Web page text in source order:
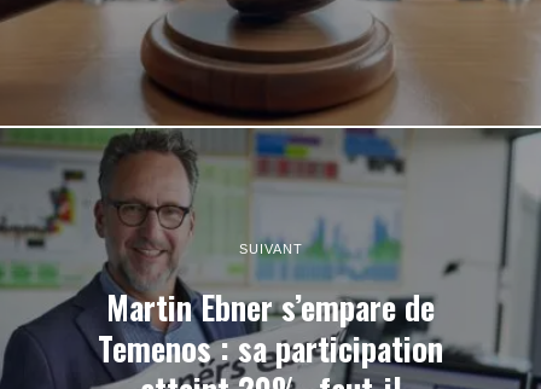
SUIVANT
Martin Ebner s’empare de
Temenos : sa participation